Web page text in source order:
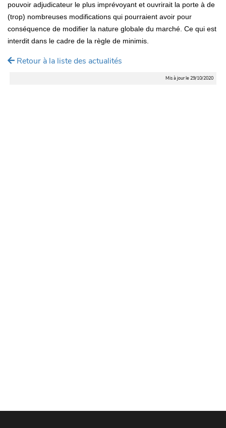
pouvoir adjudicateur le plus imprévoyant et ouvrirait la porte à de
(trop) nombreuses modifications qui pourraient avoir pour
conséquence de modifier la nature globale du marché. Ce qui est
interdit dans le cadre de la règle de minimis.
Retour à la liste des actualités
Mis à jour le 29/10/2020